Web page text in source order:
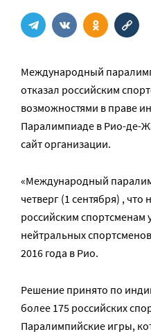
Международный
отказал российским
возможностями в праве
Паралимпиаде в Рио-де-
сайт организации.
«Международный
четверг (1 сентября) ,
российским спортсменам
нейтральных
2016 года в Рио.
Решение принято по
более 175 российских
Паралимпийские игры,